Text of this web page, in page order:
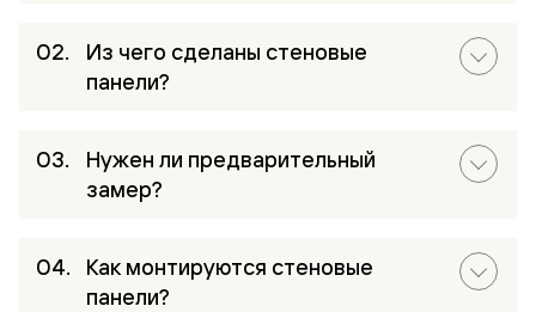
Из чего сделаны стеновые
панели?
Нужен ли предварительный
замер?
Как монтируются стеновые
панели?